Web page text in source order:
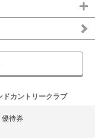
ドカントリークラブ
優待券